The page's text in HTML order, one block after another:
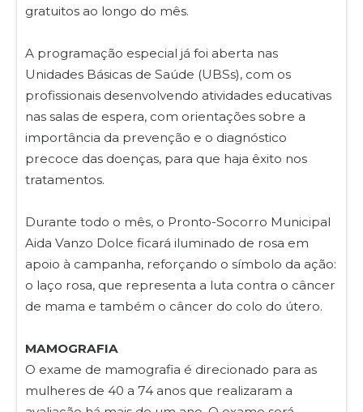
gratuitos ao longo do mês.
A programação especial já foi aberta nas
Unidades Básicas de Saúde (UBSs), com os
profissionais desenvolvendo atividades educativas
nas salas de espera, com orientações sobre a
importância da prevenção e o diagnóstico
precoce das doenças, para que haja êxito nos
tratamentos.
Durante todo o mês, o Pronto-Socorro Municipal
Aida Vanzo Dolce ficará iluminado de rosa em
apoio à campanha, reforçando o símbolo da ação:
o laço rosa, que representa a luta contra o câncer
de mama e também o câncer do colo do útero.
MAMOGRAFIA
O exame de mamografia é direcionado para as
mulheres de 40 a 74 anos que realizaram a